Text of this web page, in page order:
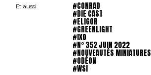
Et aussi #CONRAD
#DIE CAST
#ELIGOR
#GREENLIGHT
#IXO
#N° 352 JUIN 2022
#NOUVEAUTÉS MINIATURES
#ODÉON
#WSI